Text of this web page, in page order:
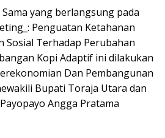
yang berlangsung pada
Penguatan Ketahanan
Sosial Terhadap Perubahan
Kopi Adaptif ini dilakukan
Dan Pembangunan
Bupati Toraja Utara dan
Angga Pratama